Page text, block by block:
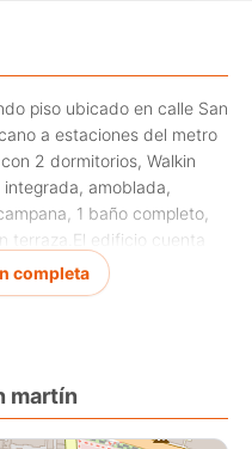
piso ubicado en calle San
a estaciones del metro
2 dormitorios, Walkin
amoblada,
1 baño completo,
terraza.El edificio cuenta
lavanderia,
completa
martín